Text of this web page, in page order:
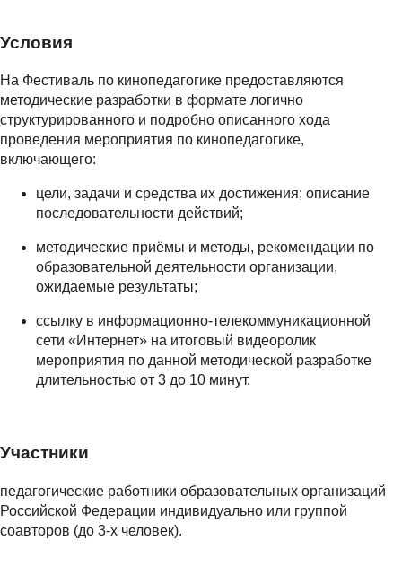
Условия
На Фестиваль по кинопедагогике предоставляются
методические разработки в формате логично
структурированного и подробно описанного хода
проведения мероприятия по кинопедагогике,
включающего:
цели, задачи и средства их достижения; описание
последовательности действий;
методические приёмы и методы, рекомендации по
образовательной деятельности организации,
ожидаемые результаты;
ссылку в информационно-телекоммуникационной
сети «Интернет» на итоговый видеоролик
мероприятия по данной методической разработке
длительностью от 3 до 10 минут.
Участники
педагогические работники образовательных организаций
Российской Федерации индивидуально или группой
соавторов (до 3-х человек).